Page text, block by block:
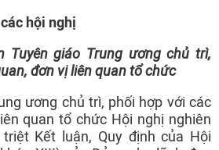
hội nghị
Tuyên giáo Trung ương chủ trì,
đơn vị liên quan tổ chức
ương chủ trì, phối hợp với các
quan tổ chức Hội nghị nghiên
Kết luận, Quy định của Hội